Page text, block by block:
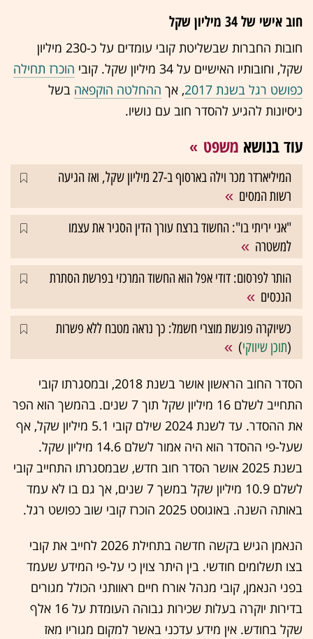
חוב אישי של 34 מיליון שקל
חובות החברות שבשליטת קובי עומדים על כ-230 מיליון
שקל, וחובותיו האישיים על 34 מיליון שקל. קובי
הוכרז תחילה
כפושט רגל בשנת 2017
, אך ההחלטה הוקפאה בשל
ניסיונות להגיע להסדר חוב עם נושיו.
עוד בנושא משפט
המיליארדר מכר וילה בארסוף ב-27 מיליון שקל, ואז הגיעה
רשות המסים
"אני יריתי בו": החשוד ברצח עורך הדין הסגיר את עצמו
למשטרה
הותר לפרסום: דודי אפל הוא החשוד המרכזי בפרשת הסתרת
הנכסים
כשיוקרה פוגשת מוצרי חשמל: כך נראה מטבח ללא פשרות
(תוכן שיווקי)
הסדר החוב הראשון אושר בשנת 2018, ובמסגרתו קובי
התחייב לשלם 16 מיליון שקל תוך 7 שנים. בהמשך הוא הפר
את ההסדר. עד לשנת 2024 שילם קובי 5.1 מיליון שקל, אף
שעל-פי ההסדר הוא היה אמור לשלם 14.6 מיליון שקל.
בשנת 2025 אושר הסדר חוב חדש, שבמסגרתו התחייב קובי
לשלם 10.9 מיליון שקל במשך 7 שנים, אך גם בו לא עמד
באותה השנה. באוגוסט 2025 הוכרז קובי שוב כפושט רגל.
הנאמן הגיש בקשה חדשה בתחילת 2026 לחייב את קובי
בצו תשלומים חודשי. בין היתר צוין כי על-פי המידע שעמד
בפני הנאמן, קובי מנהל אורח חיים ראוותני הכולל מגורים
בדירות יוקרה בעלות שכירות גבוהה העומדת על 16 אלף
שקל בחודש. אין מידע עדכני באשר למקום מגוריו מאז